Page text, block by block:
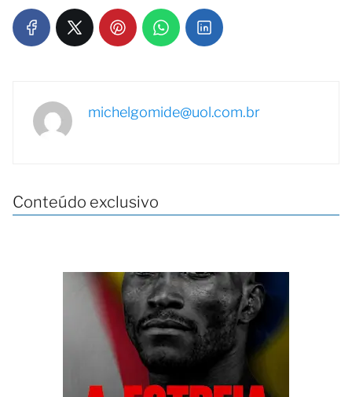
michelgomide@uol.com.br
Conteúdo exclusivo